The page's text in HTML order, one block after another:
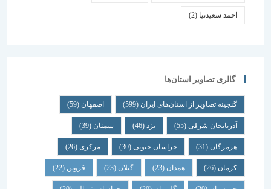
احمد سعیدنیا (2)
گالری تصاویر استان‌ها
گنجینه تصاویر از استان‌های ایران(599) اصفهان (59)
آذربایجان شرقی(55) یزد سمنان (39)
هرمزگان(31) خراسان جنوبی(30) مرکزی (26)
همدان گیلان قزوین